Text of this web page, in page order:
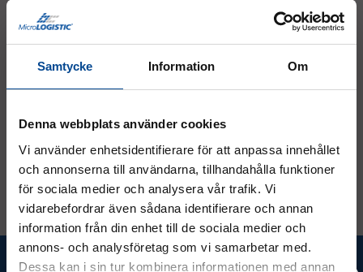
Samtycke Information Om
Denna webbplats använder cookies
Vi använder enhetsidentifierare för att anpassa innehållet
och annonserna till användarna, tillhandahålla funktioner
för sociala medier och analysera vår trafik. Vi
vidarebefordrar även sådana identifierare och annan
information från din enhet till de sociala medier och
annons- och analysföretag som vi samarbetar med.
Dessa kan i sin tur kombinera informationen med annan
5 850 kr Köp 12 187,50 kr Köp
Ta del av våra bästa erbjudanden &